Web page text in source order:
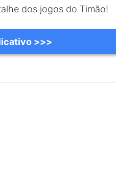
dos jogos do Timão!
>>>